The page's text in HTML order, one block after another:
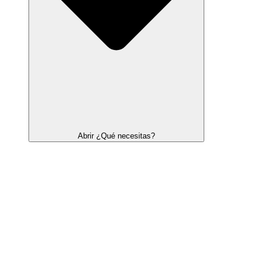
Abrir ¿Qué necesitas?